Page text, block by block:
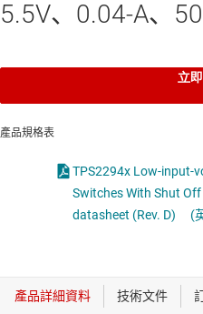
5.5V、0.04-A、
立
產品規格表
TPS2294x Low-input-
Switches With Shut
datasheet (Rev. D)
(